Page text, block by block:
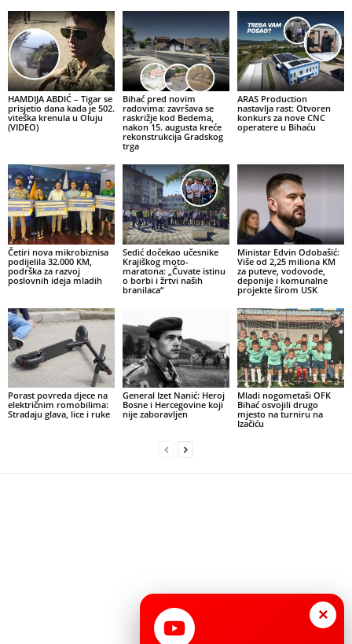
HAMDIJA ABDIĆ – Tigar se
prisjetio dana kada je 502.
viteška krenula u Oluju
(VIDEO)
Bihać pred novim
radovima: završava se
raskrižje kod Bedema,
nakon 15. augusta kreće
rekonstrukcija Gradskog
trga
ARAS Production
nastavlja rast: Otvoren
konkurs za nove CNC
operatere u Bihaću
Četiri nova mikrobiznisa
podijelila 32.000 KM,
podrška za razvoj
poslovnih ideja mladih
Sedić dočekao učesnike
Krajiškog moto-
maratona: „Čuvate istinu
o borbi i žrtvi naših
branilaca“
Ministar Edvin Odobašić:
Više od 2,25 miliona KM
za puteve, vodovode,
deponije i komunalne
projekte širom USK
Porast povreda djece na
električnim romobilima:
Stradaju glava, lice i ruke
General Izet Nanić: Heroj
Bosne i Hercegovine koji
nije zaboravljen
Mladi nogometaši OFK
Bihać osvojili drugo
mjesto na turniru na
Izačiću
×